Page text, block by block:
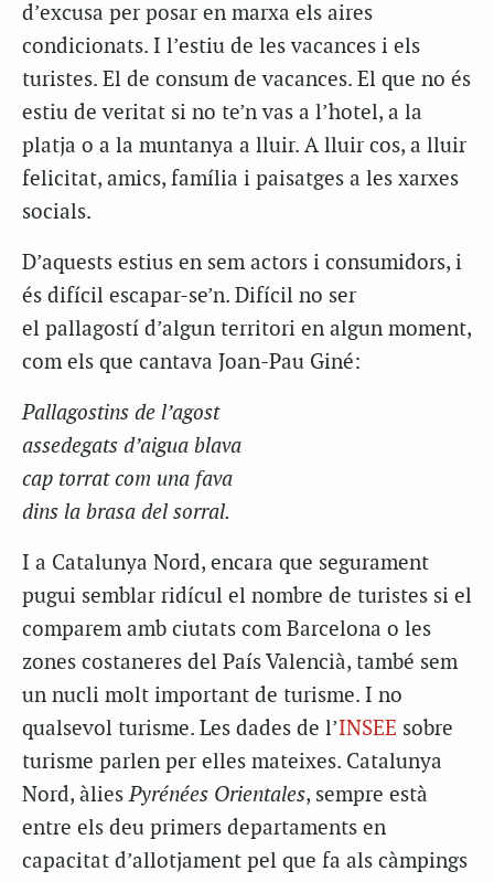
d’excusa per posar en marxa els aires
condicionats. I l’estiu de les vacances i els
turistes. El de consum de vacances. El que no és
estiu de veritat si no te’n vas a l’hotel, a la
platja o a la muntanya a lluir. A lluir cos, a lluir
felicitat, amics, família i paisatges a les xarxes
socials.
D’aquests estius en sem actors i consumidors, i
és difícil escapar-se’n. Difícil no ser
el pallagostí d’algun territori en algun moment,
com els que cantava Joan-Pau Giné:
Pallagostins de l’agost
assedegats d’aigua blava
cap torrat com una fava
dins la brasa del sorral.
I a Catalunya Nord, encara que segurament
pugui semblar ridícul el nombre de turistes si el
comparem amb ciutats com Barcelona o les
zones costaneres del País Valencià, també sem
un nucli molt important de turisme. I no
qualsevol turisme. Les dades de l’INSEE sobre
turisme parlen per elles mateixes. Catalunya
Nord, àliesPyrénées Orientales, sempre està
entre els deu primers departaments en
capacitat d’allotjament pel que fa als càmpings